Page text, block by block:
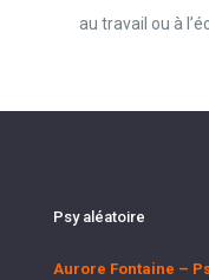
au travail ou à
Psy aléatoire
Aurore Fontaine –